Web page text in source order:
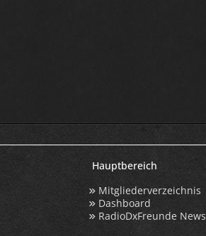
Hauptbereich
Mitgliederverzeichnis
Dashboard
RadioDxFreunde News